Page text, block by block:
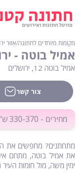
מקומות מיוחדים לחתונה∕אזור
אמיל בוטה -
אמיל בוטה 12, ירושלים
צור קשר
מחירים - 330-370 ש"ח לאורח
מתחתנים? מחפשים את
את אמיל בוטה, מתחם
ימין משה, מול חומות